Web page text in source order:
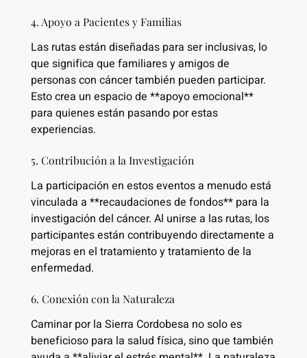
4. Apoyo a Pacientes y Familias
Las rutas están diseñadas para ser inclusivas, lo
que significa que familiares y amigos de
personas con cáncer también pueden participar.
Esto crea un espacio de **apoyo emocional**
para quienes están pasando por estas
experiencias.
5. Contribución a la Investigación
La participación en estos eventos a menudo está
vinculada a **recaudaciones de fondos** para la
investigación del cáncer. Al unirse a las rutas, los
participantes están contribuyendo directamente a
mejoras en el tratamiento y tratamiento de la
enfermedad.
6. Conexión con la Naturaleza
Caminar por la Sierra Cordobesa no solo es
beneficioso para la salud física, sino que también